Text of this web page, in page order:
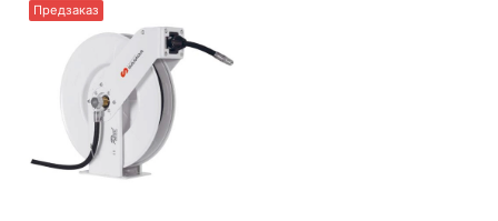
Предзаказ